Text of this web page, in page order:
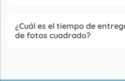
¿Cuál es el tiempo de
de fotos cuadrado?